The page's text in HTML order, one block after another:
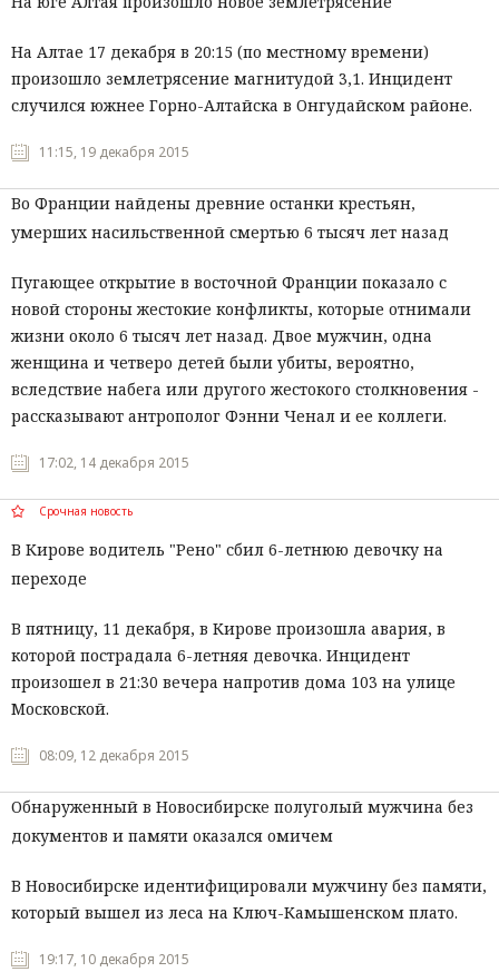
На Алтае 17 декабря в 20:15 (по местному времени)
произошло землетрясение магнитудой 3,1. Инцидент
случился южнее Горно-Алтайска в Онгудайском районе.
11:15, 19 декабря 2015
Во Франции найдены древние останки крестьян,
умерших насильственной смертью 6 тысяч лет назад
Пугающее открытие в восточной Франции показало с
новой стороны жестокие конфликты, которые отнимали
жизни около 6 тысяч лет назад. Двое мужчин, одна
женщина и четверо детей были убиты, вероятно,
вследствие набега или другого жестокого столкновения -
рассказывают антрополог Фэнни Ченал и ее коллеги.
17:02, 14 декабря 2015
Срочная новость
В Кирове водитель "Рено" сбил 6-летнюю девочку на
переходе
В пятницу, 11 декабря, в Кирове произошла авария, в
которой пострадала 6-летняя девочка. Инцидент
произошел в 21:30 вечера напротив дома 103 на улице
Московской.
08:09, 12 декабря 2015
Обнаруженный в Новосибирске полуголый мужчина без
документов и памяти оказался омичем
В Новосибирске идентифицировали мужчину без памяти,
который вышел из леса на Ключ-Камышенском плато.
19:17, 10 декабря 2015